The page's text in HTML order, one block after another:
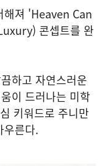
해져 'Heaven Can
콘셉트를 완
하고 자연스러운
이 드러나는 미학
키워드로 주니만
우른다.